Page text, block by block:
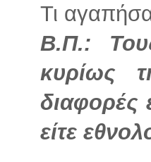
Τι
Β.Π.:
κυρίως
διαφορές
είτε